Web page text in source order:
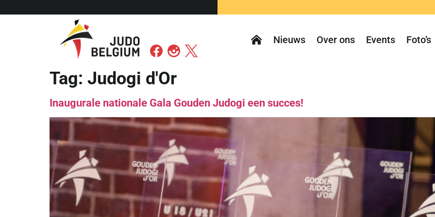
Nieuws Over ons Events Foto’s
Tag: Judogi d'Or
Inaugurale nationale Gala Gouden Judogi een succes!